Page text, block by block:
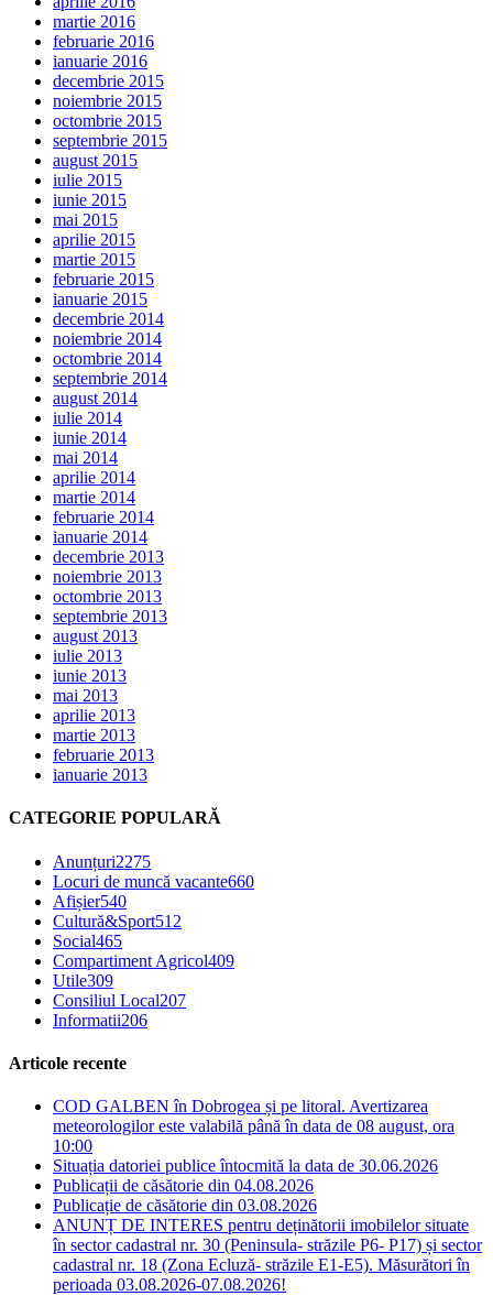
martie 2016
februarie 2016
ianuarie 2016
decembrie 2015
noiembrie 2015
octombrie 2015
septembrie 2015
august 2015
iulie 2015
iunie 2015
mai 2015
aprilie 2015
martie 2015
februarie 2015
ianuarie 2015
decembrie 2014
noiembrie 2014
octombrie 2014
septembrie 2014
august 2014
iulie 2014
iunie 2014
mai 2014
aprilie 2014
martie 2014
februarie 2014
ianuarie 2014
decembrie 2013
noiembrie 2013
octombrie 2013
septembrie 2013
august 2013
iulie 2013
iunie 2013
mai 2013
aprilie 2013
martie 2013
februarie 2013
ianuarie 2013
CATEGORIE POPULARĂ
Anunțuri2275
Locuri de muncă vacante660
Afișier540
Cultură&Sport512
Social465
Compartiment Agricol409
Utile309
Consiliul Local207
Informatii206
Articole recente
COD GALBEN în Dobrogea și pe litoral. Avertizarea
meteorologilor este valabilă până în data de 08 august, ora
10:00
Situația datoriei publice întocmită la data de 30.06.2026
Publicații de căsătorie din 04.08.2026
Publicație de căsătorie din 03.08.2026
ANUNȚ DE INTERES pentru deținătorii imobilelor situate
în sector cadastral nr. 30 (Peninsula- străzile P6- P17) și sector
cadastral nr. 18 (Zona Ecluză- străzile E1-E5). Măsurători în
perioada 03.08.2026-07.08.2026!